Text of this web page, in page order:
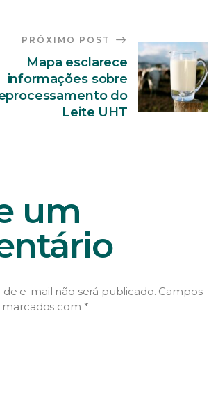
PRÓXIMO POST
Mapa esclarece
informações sobre
do
Leite UHT
um
e-mail não será publicado. Campos
marcados com *